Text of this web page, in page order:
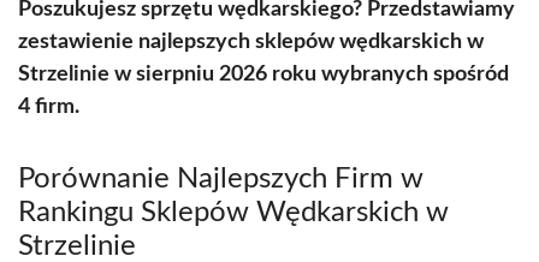
Poszukujesz sprzętu wędkarskiego? Przedstawiamy
zestawienie najlepszych sklepów wędkarskich w
Strzelinie w sierpniu 2026 roku wybranych spośród
4 firm.
Porównanie Najlepszych Firm w
Rankingu Sklepów Wędkarskich w
Strzelinie